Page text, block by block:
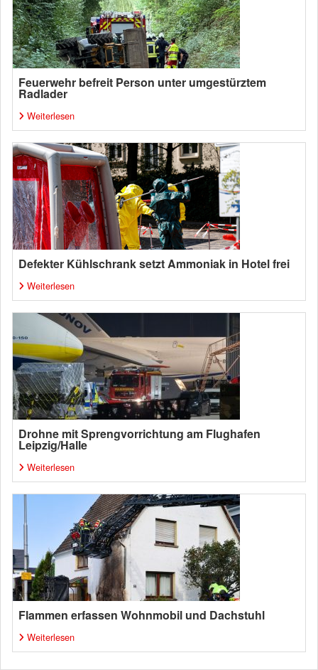
Feuerwehr befreit Person unter umgestürztem
Radlader
Weiterlesen
Defekter Kühlschrank setzt Ammoniak in Hotel frei
Weiterlesen
Drohne mit Sprengvorrichtung am Flughafen
Leipzig/Halle
Weiterlesen
Flammen erfassen Wohnmobil und Dachstuhl
Weiterlesen